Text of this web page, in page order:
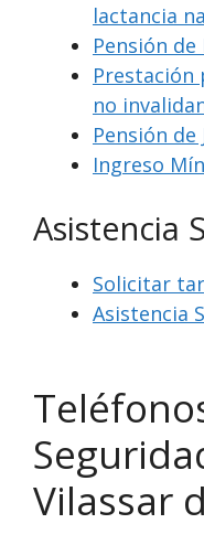
lactancia
Pensión
Prestación
no
Pensión de
Ingreso
Asistencia
Solicitar
Asistencia
Vilassar